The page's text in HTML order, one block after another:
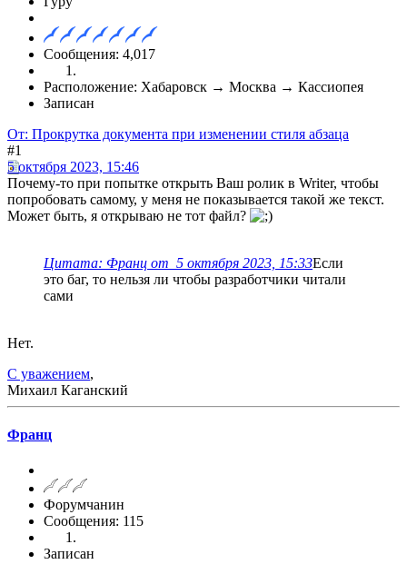
Сообщения: 4,017
Расположение: Хабаровск → Москва → Кассиопея
Записан
От: Прокрутка документа при изменении стиля абзаца
#1
5 октября 2023, 15:46
Почему-то при попытке открыть Ваш ролик в Writer, чтобы
попробовать самому, у меня не показывается такой же текст.
Может быть, я открываю не тот файл?
Цитата: Франц от 5 октября 2023, 15:33Если
это баг, то нельзя ли чтобы разработчики читали
сами
Нет.
С уважением,
Михаил Каганский
Франц
Форумчанин
Сообщения: 115
Записан